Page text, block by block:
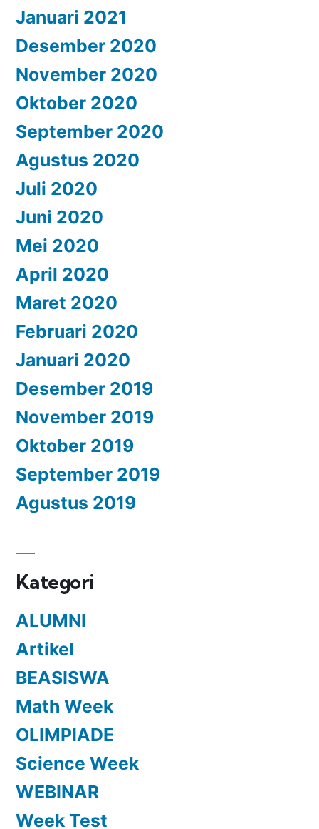
Januari 2021
Desember 2020
November 2020
Oktober 2020
September 2020
Agustus 2020
Juli 2020
Juni 2020
Mei 2020
April 2020
Maret 2020
Februari 2020
Januari 2020
Desember 2019
November 2019
Oktober 2019
September 2019
Agustus 2019
Kategori
ALUMNI
Artikel
BEASISWA
Math Week
OLIMPIADE
Science Week
WEBINAR
Week Test